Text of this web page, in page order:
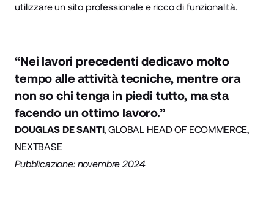
utilizzare un sito professionale e ricco di funzionalità.
“Nei lavori precedenti dedicavo molto
tempo alle attività tecniche, mentre ora
non so chi tenga in piedi tutto, ma sta
facendo un ottimo lavoro.”
DOUGLAS DE SANTI, GLOBAL HEAD OF ECOMMERCE,
NEXTBASE
Pubblicazione: novembre 2024